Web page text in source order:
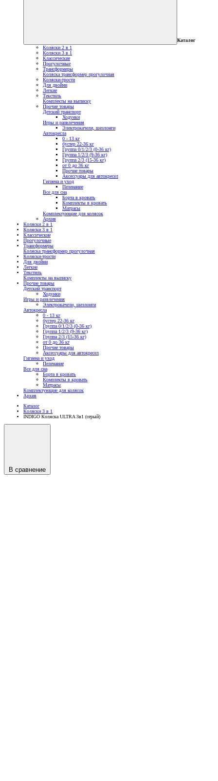
Каталог
Коляски 2 в 1
Коляски 3 в 1
Классические
Прогулочные
Трансформеры
Коляска трансформер прогулочная
Коляски-трости
Для двойни
Легкие
Текстиль
Комплекты на выписку
Прочие товары
Детский транспорт
Ходунки
Игры и развлечения
Электрокачели, шезлонги
Автокресла
0 - 13 кг
бустер 22-36 кг
Группа 0/1/2/3 (0-36 кг)
Группа 1/2/3 (9-36 кг)
Группа 2/3 (15-36 кг)
от 0 до 36 кг
Прочие товары
Аксессуары для автокресел
Гигиена и уход
Пеленание
Все для сна
Борта в кровать
Комплекты в кровать
Матрасы
Комплектующие для колясок
Архив
Коляски 2 в 1
Коляски 3 в 1
Классические
Прогулочные
Трансформеры
Коляска трансформер прогулочная
Коляски-трости
Для двойни
Легкие
Текстиль
Комплекты на выписку
Прочие товары
Детский транспорт
Ходунки
Игры и развлечения
Электрокачели, шезлонги
Автокресла
0 - 13 кг
бустер 22-36 кг
Группа 0/1/2/3 (0-36 кг)
Группа 1/2/3 (9-36 кг)
Группа 2/3 (15-36 кг)
от 0 до 36 кг
Прочие товары
Аксессуары для автокресел
Гигиена и уход
Пеленание
Все для сна
Борта в кровать
Комплекты в кровать
Матрасы
Комплектующие для колясок
Архив
Каталог
Коляски 3 в 1
INDIGO Коляска ULTRA 3в1 (серый)
В сравнение